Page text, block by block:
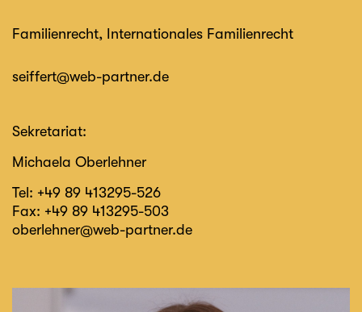
Familienrecht, Internationales Familienrecht
seiffert@web-partner.de
Sekretariat:
Michaela Oberlehner
Tel: +49 89 413295-526
Fax: +49 89 413295-503
oberlehner@web-partner.de